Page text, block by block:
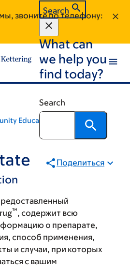
звоните по телефону:
Search
What can
we help you
find today?
Search
Education
Поделиться
™, содержит всю
о препарате,
способ применения,
и случаи, при которых
с вашим